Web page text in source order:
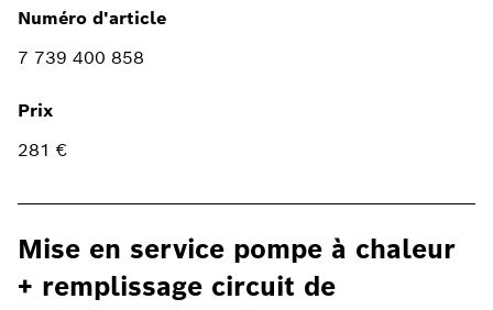
Numéro d'article
7 739 400 858
Prix
281 €
Mise en service pompe à chaleur
+ remplissage circuit de